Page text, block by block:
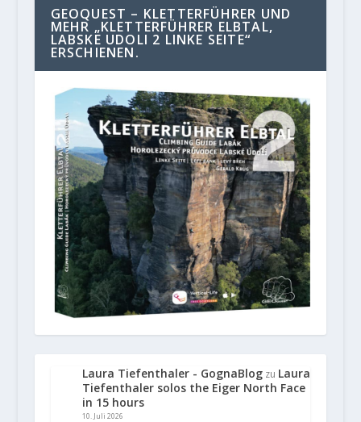
GEOQUEST – KLETTERFÜHRER UND
MEHR „KLETTERFÜHRER ELBTAL,
LABSKE UDOLI 2 LINKE SEITE“
ERSCHIENEN.
Laura Tiefenthaler - GognaBlogzu Laura
Tiefenthaler solos the Eiger North Face
in 15 hours
10. Juli 2026